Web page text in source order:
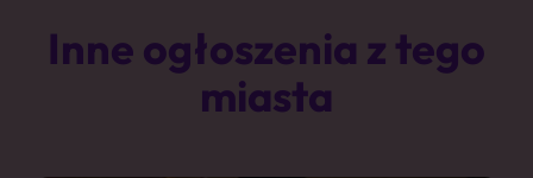
Inne ogłoszenia z tego
miasta